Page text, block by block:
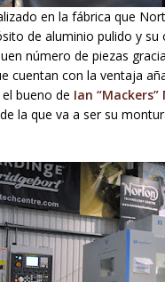
en la fábrica que
de aluminio pulido y
número de piezas
cuentan con la ventaja
bueno de Ian
la que va a ser su